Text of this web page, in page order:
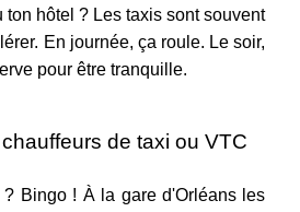
ton hôtel ? Les taxis sont souvent
En journée, ça roule. Le soir,
pour être tranquille.
de taxi ou VTC
Bingo ! À la gare d'Orléans les